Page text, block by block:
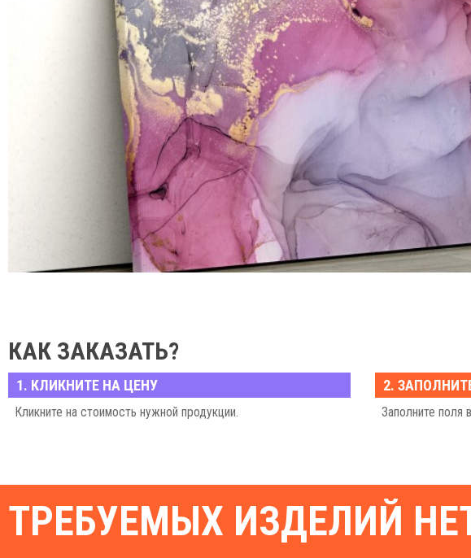
КАК ЗАКАЗАТЬ?
1. КЛИКНИТЕ НА ЦЕНУ
Кликните на стоимость нужной продукции.
2.
Заполните поля
ТРЕБУЕМЫХ ИЗДЕЛИЙ